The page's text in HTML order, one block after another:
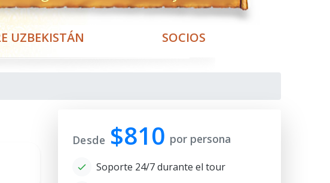
UZBEKISTÁN SOCIOS
Desde $810 por persona
Soporte 24/7 durante el tour